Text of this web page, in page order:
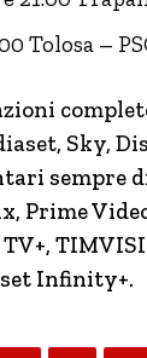
Tolosa –
Sky,
sempre
Prime
Infinity+.